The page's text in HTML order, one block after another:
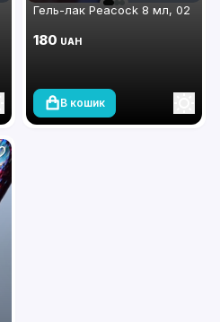
Гель-лак Peacock 8 мл, 02
180 UAH
В кошик